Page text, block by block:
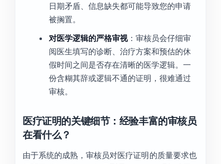
日期矛盾、信息缺失都可能导致您的申请
被搁置。
对医学逻辑的严格审视：审核员会仔细审
阅医生填写的诊断、治疗方案和预估的休
假时间之间是否存在清晰的医学逻辑。一
份含糊其辞或逻辑不通的证明，很难通过
审核。
医疗证明的关键细节：经验丰富的审核员
在看什么？
由于系统的成熟，审核员对医疗证明的质量要求也